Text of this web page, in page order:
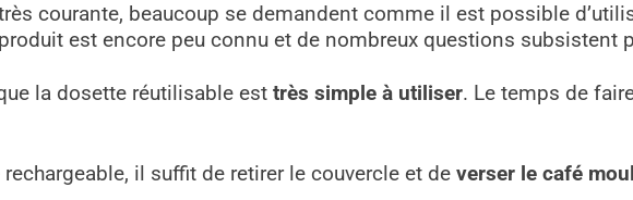
courante, beaucoup se demandent comme il est possible
est encore peu connu et de nombreux questions subsistent
la dosette réutilisable est très simple à utiliser. Le temps de
il suffit de retirer le couvercle et de verser le café